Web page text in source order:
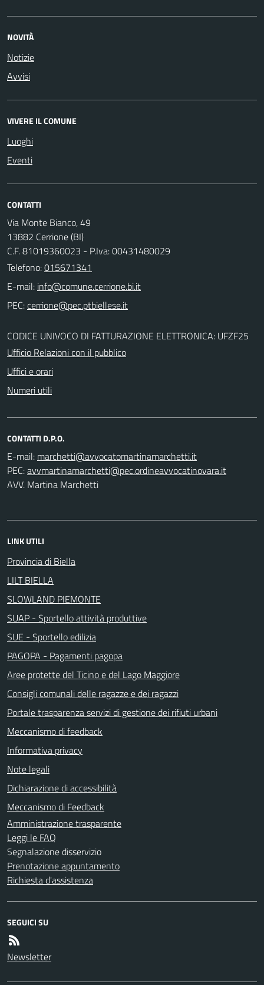
NOVITÀ
Notizie
Avvisi
VIVERE IL COMUNE
Luoghi
Eventi
CONTATTI
Via Monte Bianco, 49
13882 Cerrione (BI)
C.F. 81019360023 - P.Iva: 00431480029
Telefono:015671341
E-mail:
PEC:
CODICE UNIVOCO DI FATTURAZIONE ELETTRONICA: UFZF25
Ufficio Relazioni con il pubblico
Uffici e orari
Numeri utili
CONTATTI D.P.O.
E-mail:
PEC:
AVV. Martina Marchetti
LINK UTILI
Provincia di Biella
LILT BIELLA
SLOWLAND PIEMONTE
SUAP - Sportello attività produttive
SUE - Sportello edilizia
PAGOPA - Pagamenti pagopa
Aree protette del Ticino e del Lago Maggiore
Consigli comunali delle ragazze e dei ragazzi
Portale trasparenza servizi di gestione dei rifiuti urbani
Meccanismo di feedback
Informativa privacy
Note legali
Dichiarazione di accessibilità
Meccanismo di Feedback
Amministrazione trasparente
Leggi le FAQ
Segnalazione disservizio
Prenotazione appuntamento
Richiesta d'assistenza
SEGUICI SU
Newsletter